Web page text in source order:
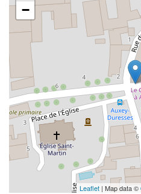
−
Leaflet | Map data ©